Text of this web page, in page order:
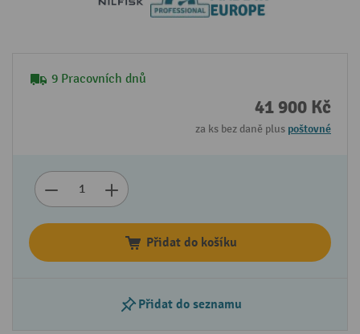
9 Pracovních dnů
41 900 Kč
za ks bez daně plus poštovné
Přidat do košíku
Přidat do seznamu